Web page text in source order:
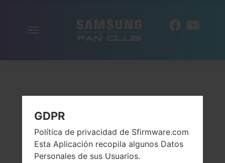
GDPR
Política de privacidad de Sfirmware.com
Esta Aplicación recopila algunos Datos
Personales de sus Usuarios.